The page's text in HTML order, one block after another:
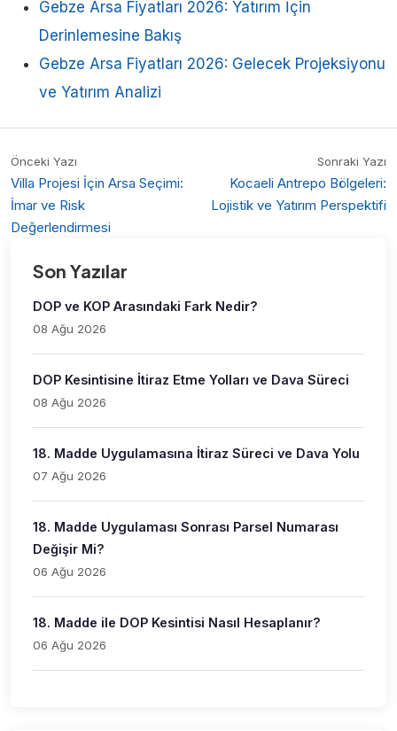
Gebze Arsa Fiyatları 2026: Yatırım İçin
Derinlemesine Bakış
Gebze Arsa Fiyatları 2026: Gelecek Projeksiyonu
ve Yatırım Analizi
Önceki Yazı
Villa Projesi İçin Arsa Seçimi:
İmar ve Risk
Değerlendirmesi
Sonraki Yazı
Kocaeli Antrepo Bölgeleri:
Lojistik ve Yatırım Perspektifi
Son Yazılar
DOP ve KOP Arasındaki Fark Nedir?
08 Ağu 2026
DOP Kesintisine İtiraz Etme Yolları ve Dava Süreci
08 Ağu 2026
18. Madde Uygulamasına İtiraz Süreci ve Dava Yolu
07 Ağu 2026
18. Madde Uygulaması Sonrası Parsel Numarası
Değişir Mi?
06 Ağu 2026
18. Madde ile DOP Kesintisi Nasıl Hesaplanır?
06 Ağu 2026